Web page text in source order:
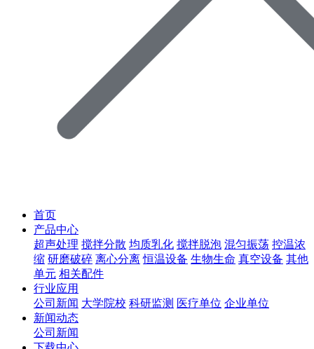
首页
产品中心
超声处理 搅拌分散 均质乳化 搅拌脱泡 混匀振荡 控温浓
缩 研磨破碎 离心分离 恒温设备 生物生命 真空设备 其他
单元 相关配件
行业应用
公司新闻 大学院校 科研监测 医疗单位 企业单位
新闻动态
公司新闻